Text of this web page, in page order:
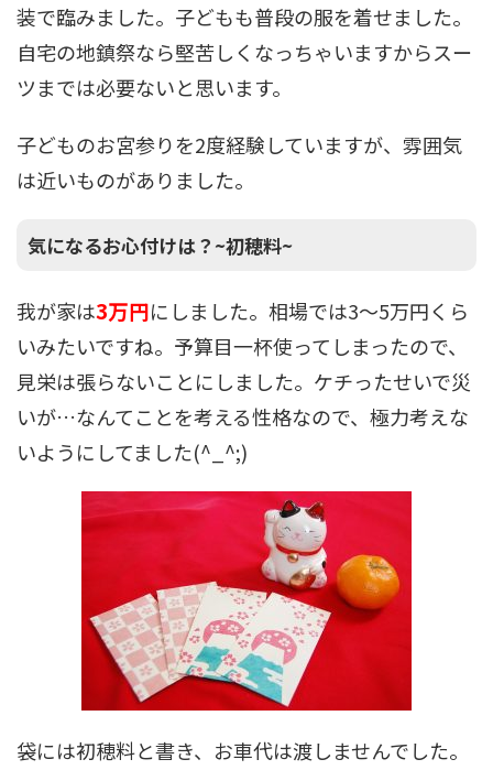
装で臨みました。子どもも普段の服を着せました。
自宅の地鎮祭なら堅苦しくなっちゃいますからスー
ツまでは必要ないと思います。
子どものお宮参りを2度経験していますが、雰囲気
は近いものがありました。
気になるお心付けは？~初穂料~
我が家は3万円にしました。相場では3〜5万円くら
いみたいですね。予算目一杯使ってしまったので、
見栄は張らないことにしました。ケチったせいで災
いが…なんてことを考える性格なので、極力考えな
いようにしてました(^_^;)
袋には初穂料と書き、お車代は渡しませんでした。